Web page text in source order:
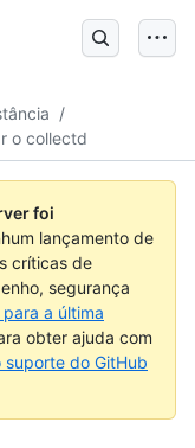
/
o collectd
foi
lançamento de
críticas de
segurança
a última
obter ajuda com
do GitHub